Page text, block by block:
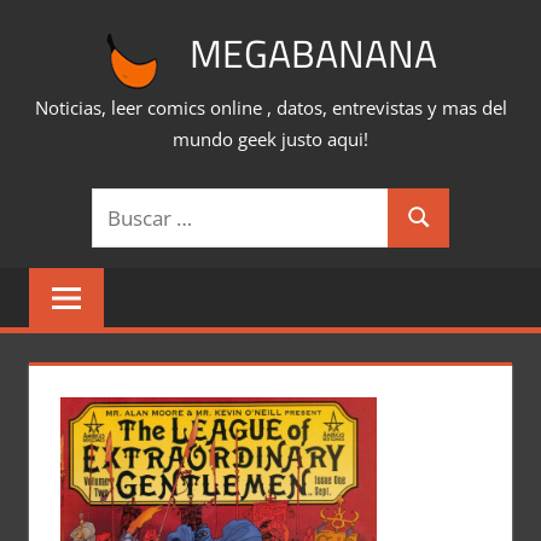
MEGABANANA
Noticias, leer comics online , datos, entrevistas y mas del
mundo geek justo aqui!
Buscar:
Buscar